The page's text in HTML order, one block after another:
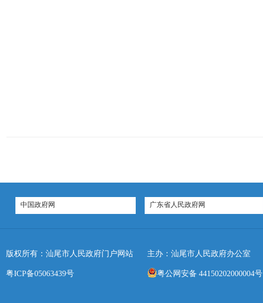
中国政府网 广东省人民政府网
版权所有：汕尾市人民政府门户网站 主办：汕尾市人民政府办公室
粤ICP备05063439号 粤公网安备 44150202000004号